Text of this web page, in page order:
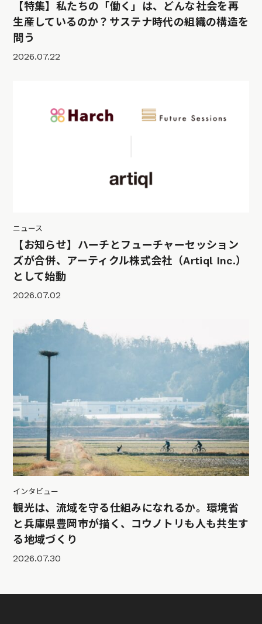
【特集】私たちの「働く」は、どんな社会を再
生産しているのか？サステナ時代の組織の構造を
問う
2026.07.22
ニュース
【お知らせ】ハーチとフューチャーセッション
ズが合併、アーティクル株式会社（Artiql Inc.）
として始動
2026.07.02
インタビュー
観光は、流域を守る仕組みになれるか。環境省
と兵庫県豊岡市が描く、コウノトリも人も共生す
る地域づくり
2026.07.30